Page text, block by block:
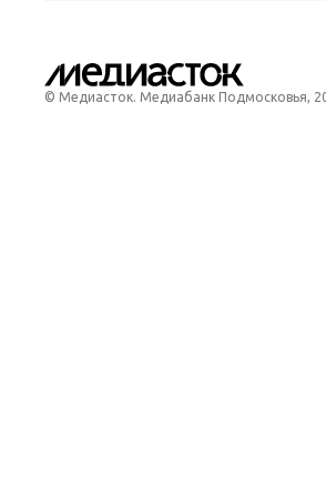
© Медиасток. Медиабанк Подмосковья,